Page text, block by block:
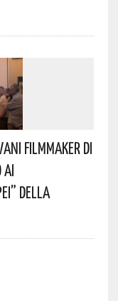
Filmmaker Di
Della